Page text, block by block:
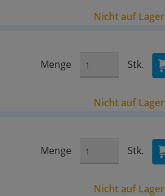
Nicht auf Lager
Menge Stk.
Nicht auf Lager
Menge Stk.
Nicht auf Lager